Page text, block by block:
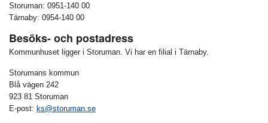
Storuman: 0951-140 00
Tärnaby: 0954-140 00
Besöks- och postadress
Kommunhuset ligger i Storuman. Vi har en filial i Tärnaby.
Storumans kommun
Blå vägen 242
923 81 Storuman
E-post: ks@storuman.se